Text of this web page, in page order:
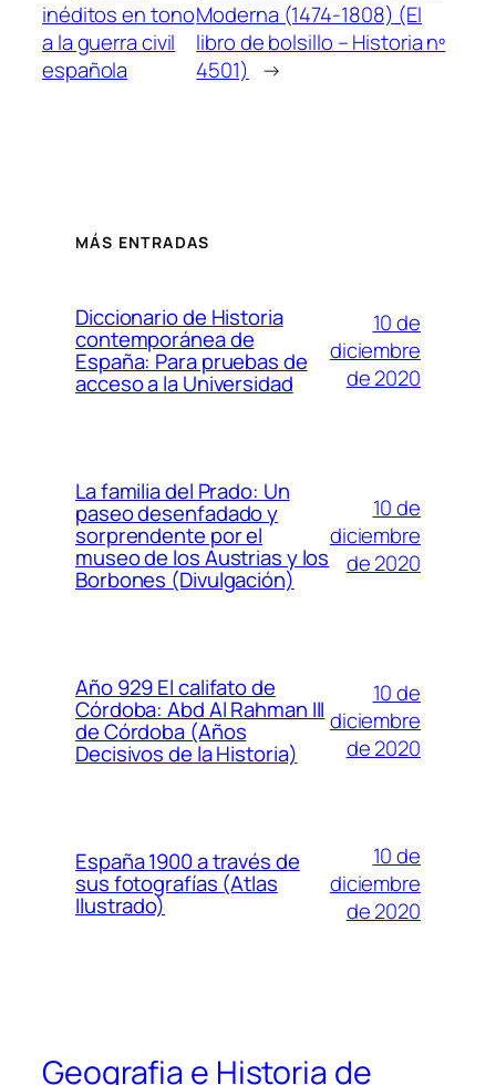
inéditos en tono
a la guerra civil
española
Moderna (1474-1808) (El
libro de bolsillo – Historia nº
4501) →
MÁS ENTRADAS
Diccionario de Historia
contemporánea de
España: Para pruebas de
acceso a la Universidad
10 de
diciembre
de 2020
La familia del Prado: Un
paseo desenfadado y
sorprendente por el
museo de los Austrias y los
Borbones (Divulgación)
10 de
diciembre
de 2020
Año 929 El califato de
Córdoba: Abd Al Rahman III
de Córdoba (Años
Decisivos de la Historia)
10 de
diciembre
de 2020
España 1900 a través de
sus fotografías (Atlas
Ilustrado)
10 de
diciembre
de 2020
Geografia e Historia de